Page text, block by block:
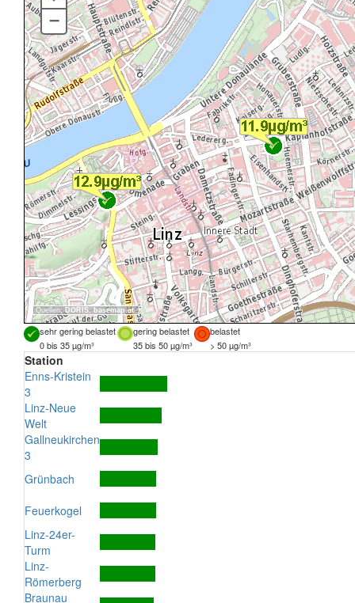
Quellen:DORIS, basemap.at
–
sehr gering belastet gering belastet
belastet
0 bis 35 µg/m³
35 bis 50 µg/m³ > 50 µg/m³
Station
Enns-Kristein
3
Linz-Neue
Welt
Gallneukirchen
3
Grünbach
Feuerkogel
Linz-24er-
Turm
Linz-
Römerberg
Braunau